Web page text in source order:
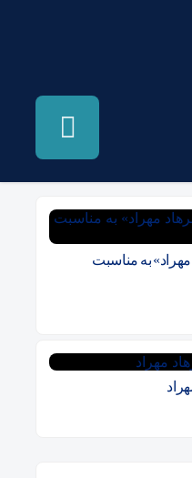
مشی - موسیقی
به مناسبت